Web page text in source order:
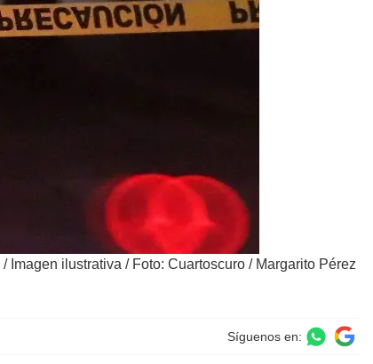
/ Imagen ilustrativa / Foto: Cuartoscuro / Margarito Pérez
Síguenos en: